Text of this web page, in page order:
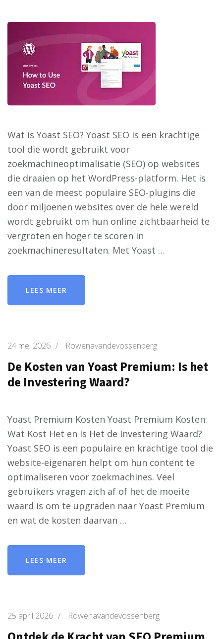
Wat is Yoast SEO? Yoast SEO is een krachtige
tool die wordt gebruikt voor
zoekmachineoptimalisatie (SEO) op websites
die draaien op het WordPress-platform. Het is
een van de meest populaire SEO-plugins die
door miljoenen websites over de hele wereld
wordt gebruikt om hun online zichtbaarheid te
vergroten en hoger te scoren in
zoekmachineresultaten. Met Yoast …
LEES MEER
24 mei 2026 / Rowenavandevossenberg
De Kosten van Yoast Premium: Is het
de Investering Waard?
Yoast Premium Kosten Yoast Premium Kosten:
Wat Kost Het en Is Het de Investering Waard?
Yoast SEO is een populaire en krachtige tool die
website-eigenaren helpt om hun content te
optimaliseren voor zoekmachines. Veel
gebruikers vragen zich af of het de moeite
waard is om te upgraden naar Yoast Premium
en wat de kosten daarvan …
LEES MEER
25 april 2026 / Rowenavandevossenberg